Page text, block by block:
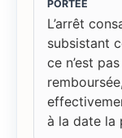
PORTÉE
L’arrêt
subsistant
ce n’est
à la date la